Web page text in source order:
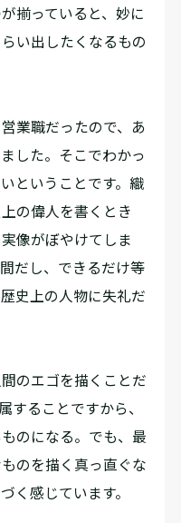
揃っていると、妙に
い出したくなるもの
業職だったので、あ
した。そこでわかっ
ということです。織
の偉人を書くとき
像がぼやけてしま
だし、できるだけ等
史上の人物に失礼だ
のエゴを描くことだ
することですから、
のになる。でも、最
のを描く真っ直ぐな
く感じています。